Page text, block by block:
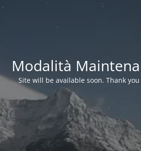
Modalità
Site will be available soon. Thank